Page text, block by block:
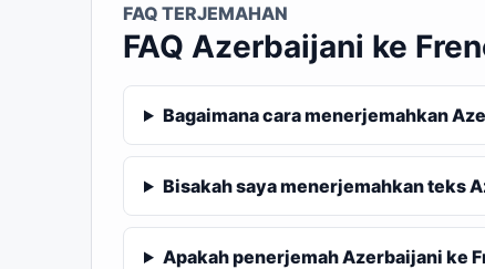
FAQ TERJEMAHAN
FAQ Azerbaijani ke
Bagaimana cara menerjemahkan
Bisakah saya menerjemahkan teks
Apakah penerjemah Azerbaijani ke